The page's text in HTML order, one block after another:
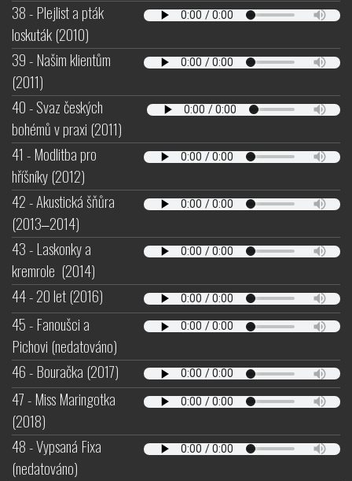
38 - Plejlist a pták
loskuták (2010)
39 - Našim klientům
(2011)
40 - Svaz českých
bohémů v praxi (2011)
41 - Modlitba pro
hříšníky (2012)
42 - Akustická šňůra
(2013‒2014)
43 - Laskonky a
kremrole (2014)
44 - 20 let (2016)
45 - Fanoušci a
Pichovi (nedatováno)
46 - Bouračka (2017)
47 - Miss Maringotka
(2018)
48 - Vypsaná Fixa
(nedatováno)